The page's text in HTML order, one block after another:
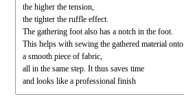
the higher the tension,
the tighter the ruffle effect.
The gathering foot also has a notch in the foot.
This helps with sewing the gathered material onto
a smooth piece of fabric,
all in the same step. It thus saves time
and looks like a professional finish